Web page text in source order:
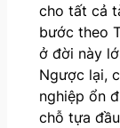
cho tất cả
bước theo
ở đời này
Ngược lại,
nghiệp ổn
chỗ tựa